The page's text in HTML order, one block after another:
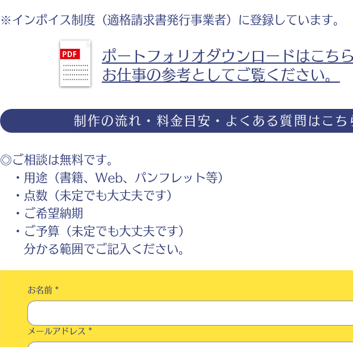
※インボイス制度（適格請求書発行事業者）に登録しています。
ポートフォリオダウンロードはこち
お仕事の参考としてご覧ください。
制作の流れ・料金目安・よくある質問はこち
◎ご相談は無料です。
・用途（書籍、Web、パンフレット等）
・点数（未定でも大丈夫です）
・ご希望納期
・ご予算（未定でも大丈夫です）
分かる範囲でご記入ください。
お名前 *
メールアドレス *